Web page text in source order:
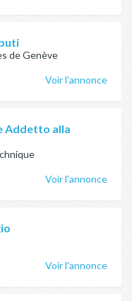
de Genève
Voir l'annonce
Addetto alla
Voir l'annonce
Voir l'annonce